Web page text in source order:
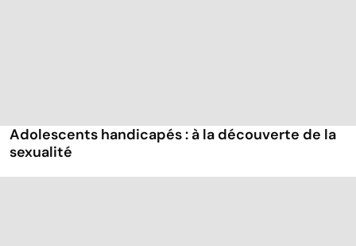
Adolescents handicapés : à la découverte de la
sexualité